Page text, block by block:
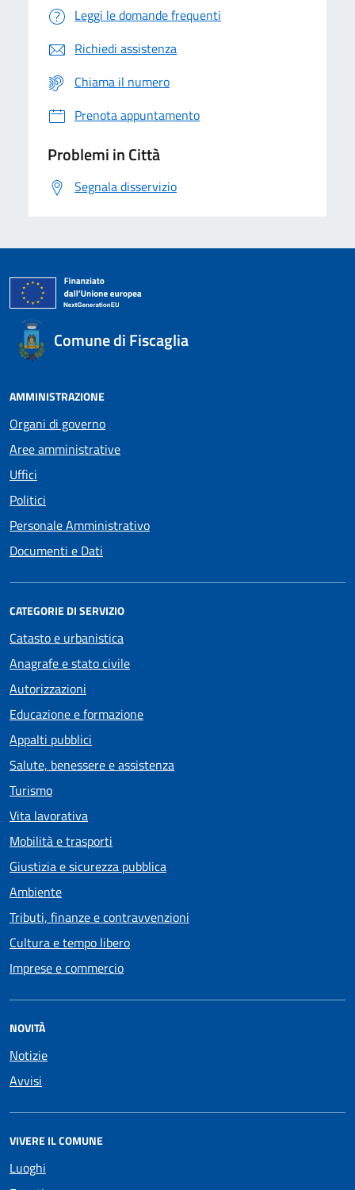
Leggi le domande frequenti
Richiedi assistenza
Chiama il numero
Prenota appuntamento
Problemi in Città
Segnala disservizio
Comune di Fiscaglia
AMMINISTRAZIONE
Organi di governo
Aree amministrative
Uffici
Politici
Personale Amministrativo
Documenti e Dati
CATEGORIE DI SERVIZIO
Catasto e urbanistica
Anagrafe e stato civile
Autorizzazioni
Educazione e formazione
Appalti pubblici
Salute, benessere e assistenza
Turismo
Vita lavorativa
Mobilità e trasporti
Giustizia e sicurezza pubblica
Ambiente
Tributi, finanze e contravvenzioni
Cultura e tempo libero
Imprese e commercio
NOVITÀ
Notizie
Avvisi
VIVERE IL COMUNE
Luoghi